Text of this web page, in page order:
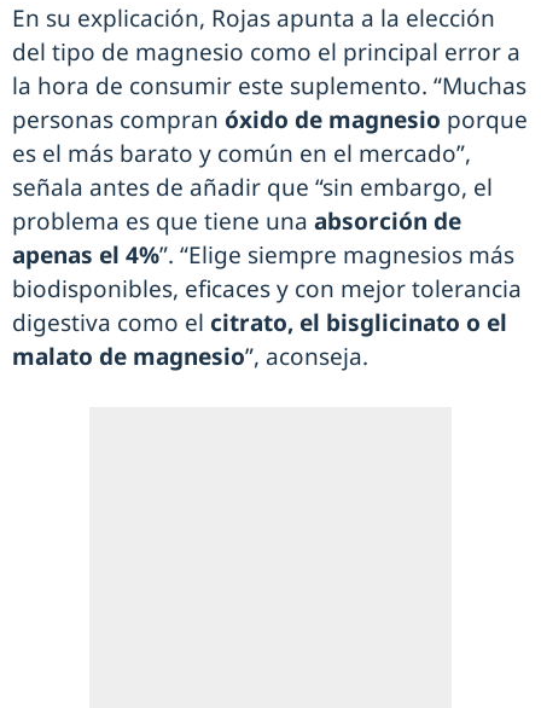
En su explicación, Rojas apunta a la elección
del tipo de magnesio como el principal error a
la hora de consumir este suplemento. “Muchas
personas compran óxido de magnesio porque
es el más barato y común en el mercado”,
señala antes de añadir que “sin embargo, el
problema es que tiene una absorción de
apenas el 4%”. “Elige siempre magnesios más
biodisponibles, eficaces y con mejor tolerancia
digestiva como el citrato, el bisglicinato o el
malato de magnesio”, aconseja.